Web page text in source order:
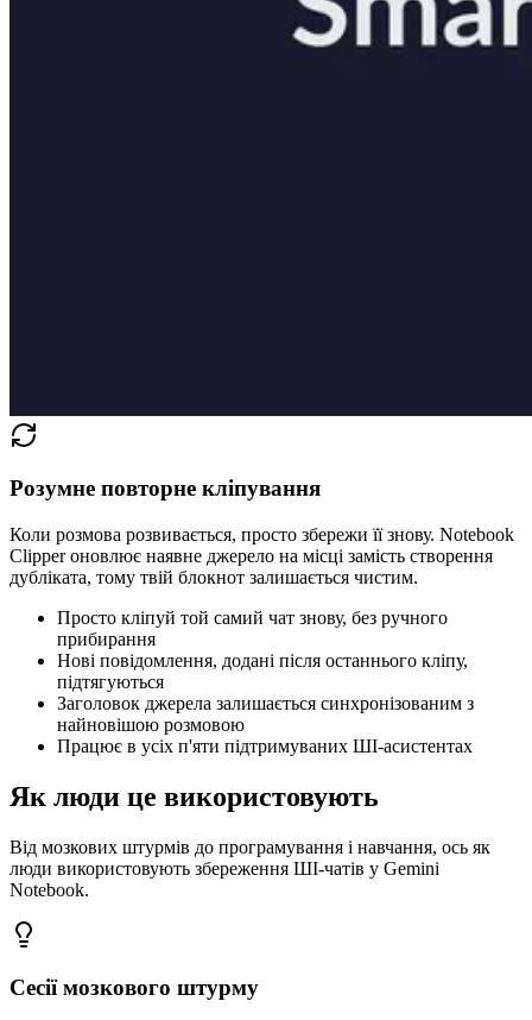
Розумне повторне кліпування
Коли розмова розвивається, просто збережи її знову. Notebook
Clipper оновлює наявне джерело на місці замість створення
дубліката, тому твій блокнот залишається чистим.
Просто кліпуй той самий чат знову, без ручного
прибирання
Нові повідомлення, додані після останнього кліпу,
підтягуються
Заголовок джерела залишається синхронізованим з
найновішою розмовою
Працює в усіх п'яти підтримуваних ШІ-асистентах
Як люди це використовують
Від мозкових штурмів до програмування і навчання, ось як
люди використовують збереження ШІ-чатів у Gemini
Notebook.
Сесії мозкового штурму